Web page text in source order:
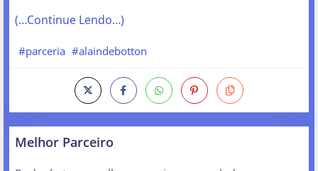
(…Continue Lendo…)
#parceria #alaindebotton
Melhor Parceiro